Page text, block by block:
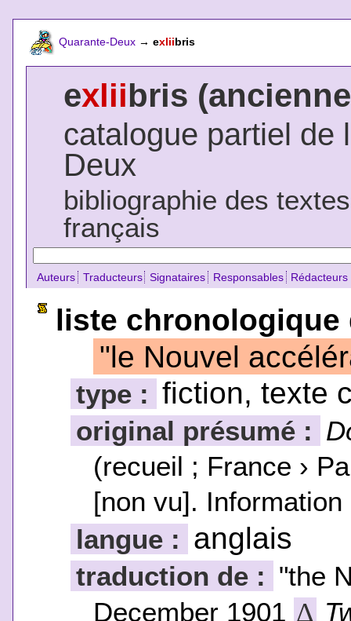
Quarante-Deux → exliibris
exliibris
catalogue partiel de
Deux
bibliographie des
français
Auteurs Traducteurs Signataires Responsables Rédacteurs
liste chronologique
"le Nouvel
type : fiction, texte
original présumé :
(recueil ; France ›
[non vu].
langue : anglais
traduction de : "the
December 1901 Δ